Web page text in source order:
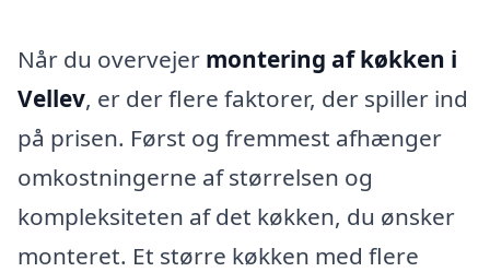
Når du overvejer montering af køkken i
Vellev, er der flere faktorer, der spiller ind
på prisen. Først og fremmest afhænger
omkostningerne af størrelsen og
kompleksiteten af det køkken, du ønsker
monteret. Et større køkken med flere